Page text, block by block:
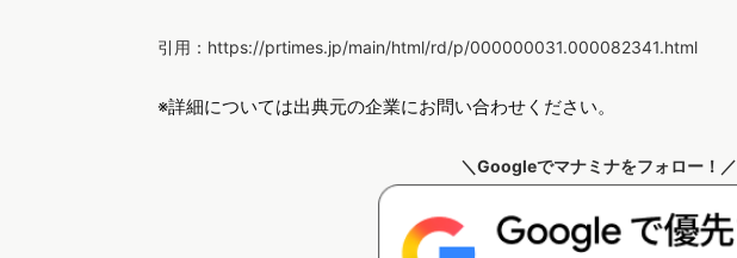
引用：https://prtimes.jp/main/html/rd/p/000000031.000082341.html
※詳細については出典元の企業にお問い合わせください。
＼Googleでマナミナをフォロー！／